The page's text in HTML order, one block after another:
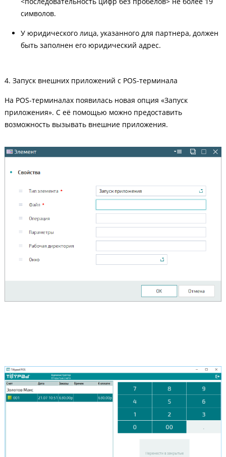
символов.
У юридического лица, указанного для партнера, должен
быть заполнен его юридический адрес.
4. Запуск внешних приложений с POS-терминала
На POS-терминалах появилась новая опция «Запуск
приложения». С её помощью можно предоставить
возможность вызывать внешние приложения.